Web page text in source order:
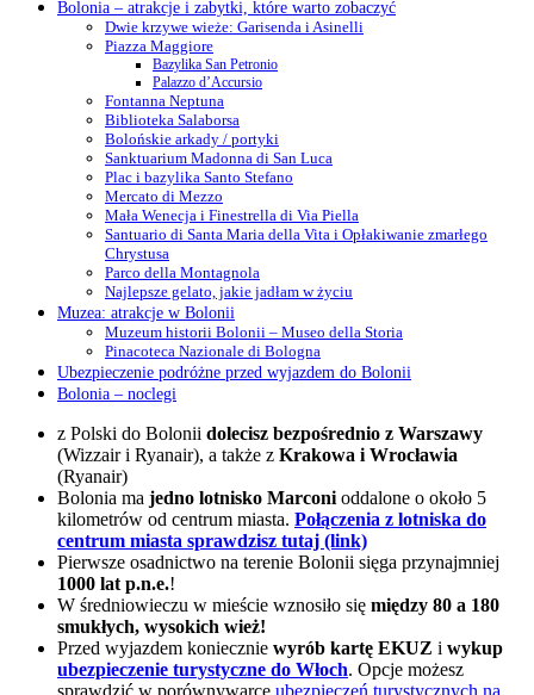
Bolonia – atrakcje i zabytki, które warto zobaczyć
Dwie krzywe wieże: Garisenda i Asinelli
Piazza Maggiore
Bazylika San Petronio
Palazzo d’Accursio
Fontanna Neptuna
Biblioteka Salaborsa
Bolońskie arkady / portyki
Sanktuarium Madonna di San Luca
Plac i bazylika Santo Stefano
Mercato di Mezzo
Mała Wenecja i Finestrella di Via Piella
Santuario di Santa Maria della Vita i Opłakiwanie zmarłego
Chrystusa
Parco della Montagnola
Najlepsze gelato, jakie jadłam w życiu
Muzea: atrakcje w Bolonii
Muzeum historii Bolonii – Museo della Storia
Pinacoteca Nazionale di Bologna
Ubezpieczenie podróżne przed wyjazdem do Bolonii
Bolonia – noclegi
z Polski do Bolonii dolecisz bezpośrednio z Warszawy
(Wizzair i Ryanair), a także z Krakowa i Wrocławia
(Ryanair)
Bolonia ma jedno lotnisko Marconi oddalone o około 5
kilometrów od centrum miasta. Połączenia z lotniska do
centrum miasta sprawdzisz tutaj (link)
Pierwsze osadnictwo na terenie Bolonii sięga przynajmniej
1000 lat p.n.e.!
W średniowieczu w mieście wznosiło się między 80 a 180
smukłych, wysokich wież!
Przed wyjazdem koniecznie wyrób kartę EKUZ i wykup
ubezpieczenie turystyczne do Włoch. Opcje możesz
sprawdzić w porównywarce ubezpieczeń turystycznych na